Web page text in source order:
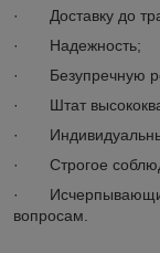
· Доставку до
· Надежность;
· Безупречную
· Штат
·
· Строгое
· Исчерпывающие
вопросам.